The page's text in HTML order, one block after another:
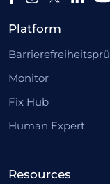
Platform
Monitor
Fix Hub
Human Expert
Resources